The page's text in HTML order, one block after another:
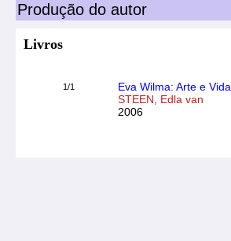
Produção do autor
Livros
1/1
Eva Wilma: Arte e Vida
STEEN, Edla van
2006